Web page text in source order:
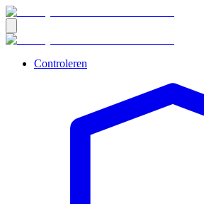
Controleren